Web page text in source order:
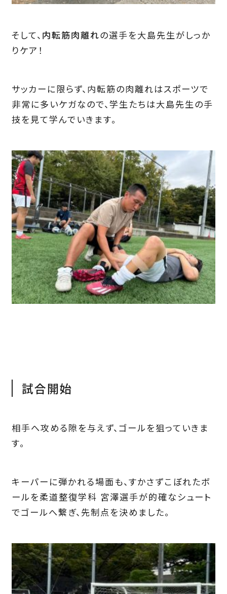
そして、 内転筋肉離れの選手を大島先生がしっか
りケア！
サッカーに限らず、内転筋の肉離れはスポーツで
非常に多いケガなので、学生たちは大島先生の手
技を見て学んでいきます。
試合開始
相手へ攻める隙を与えず、ゴールを狙っていきま
す。
キーパーに弾かれる場面も、すかさずこぼれたボ
ールを柔道整復学科 宮澤選手が的確なシュート
でゴールへ繋ぎ、先制点を決めました。